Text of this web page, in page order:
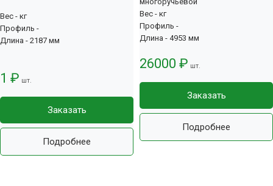
Вес - кг
Профиль -
Длина - 2187 мм
1 ₽ шт.
Заказать
Подробнее
Вес - кг
Профиль -
Длина - 4953 мм
26000 ₽ шт.
Заказать
Подробнее